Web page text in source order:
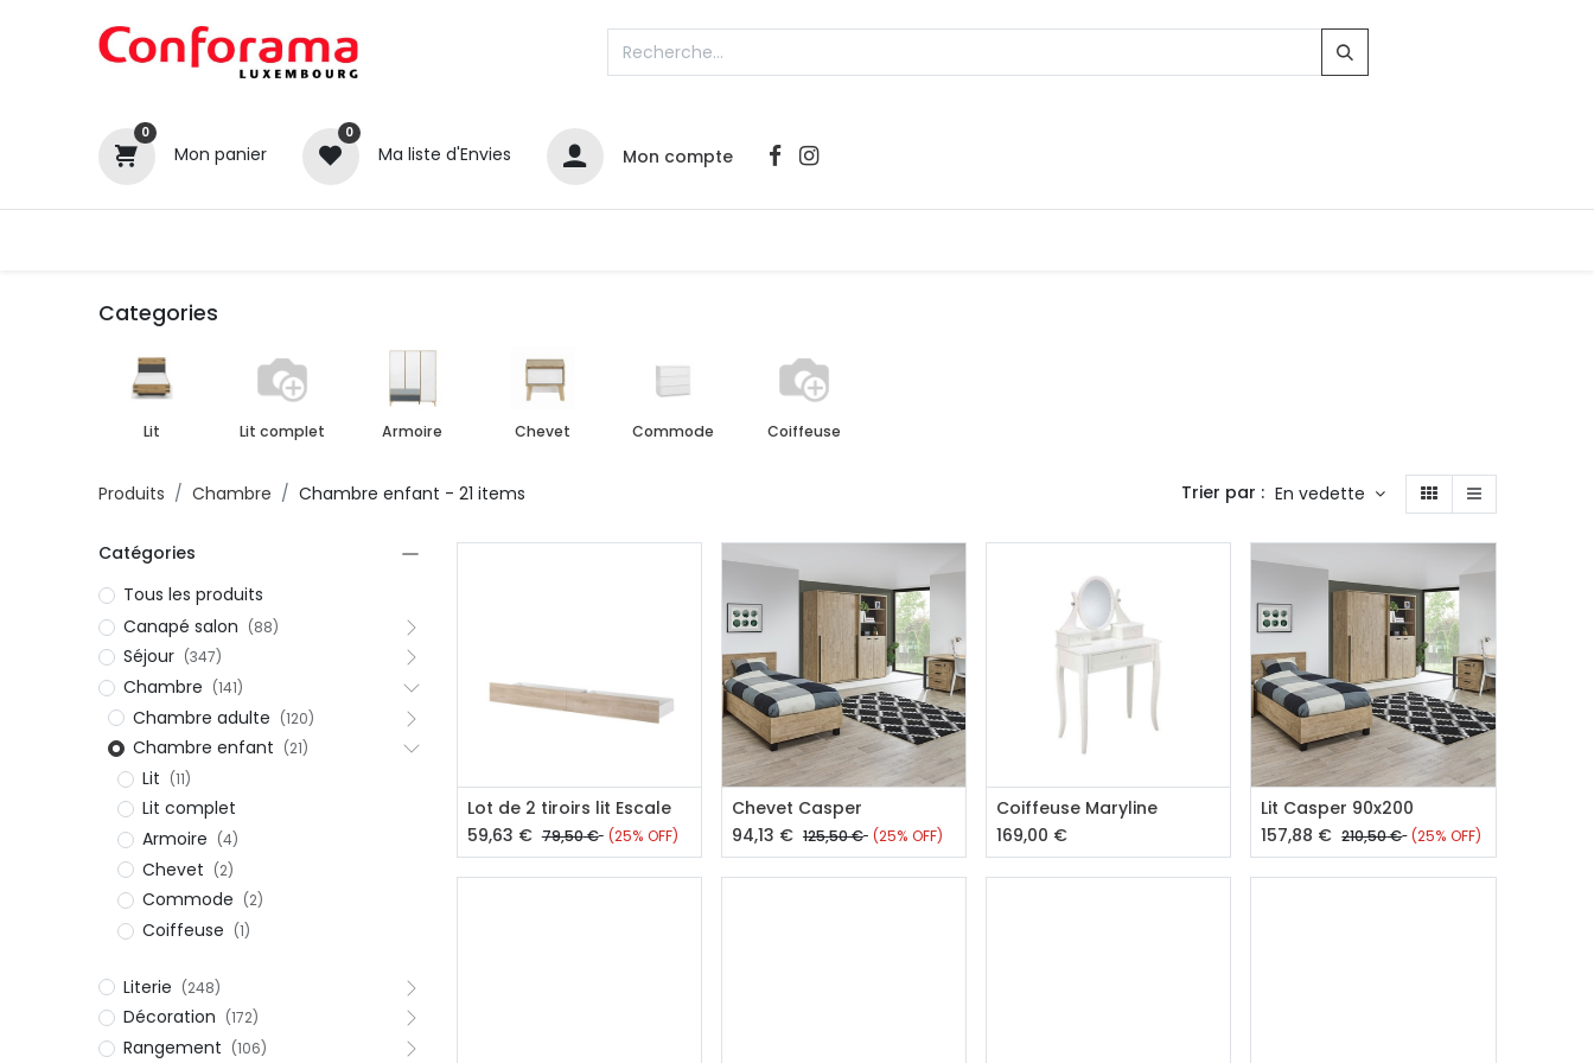
0
Mon panier
0
Ma liste d'Envies Mon compte
Categories
Lit Lit complet Armoire Chevet Commode Coiffeuse
Produits Chambre Chambre enfant - 21 items Trier par : En vedette
Catégories
Tous les produits
Canapé salon (88)
Séjour (347)
Chambre (141)
Chambre adulte (120)
Chambre enfant (21)
Lit (11)
Lit complet
Armoire (4)
Chevet (2)
Commode (2)
Coiffeuse (1)
Literie (248)
Décoration (172)
Rangement (106)
Ajouter au panier
Lot de 2 tiroirs lit Escale
59,63 € 79,50€ (25% OFF)
Ajouter au panier
Chevet Casper
94,13 € 125,50€ (25% OFF)
Ajouter au panier
Coiffeuse Maryline
169,00 €
Ajouter au panier
Lit Casper 90x200
157,88 € 210,50€ (25% OFF)